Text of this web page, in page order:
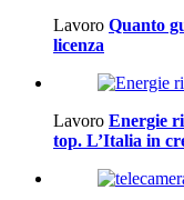
Lavoro Quanto
licenza
Lavoro Energie
top. L’Italia in